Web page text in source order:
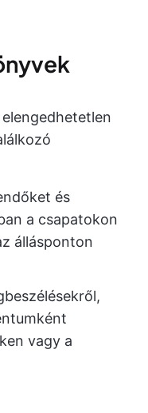
és
a csapatokon
állásponton
vagy a